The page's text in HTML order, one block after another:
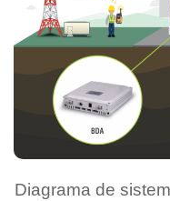
Diagrama de